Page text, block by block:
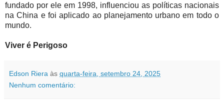
fundado por ele em 1998, influenciou as políticas nacionais
na China e foi aplicado ao planejamento urbano em todo o
mundo.
Viver é Perigoso
Edson Riera às quarta-feira, setembro 24, 2025
Nenhum comentário: